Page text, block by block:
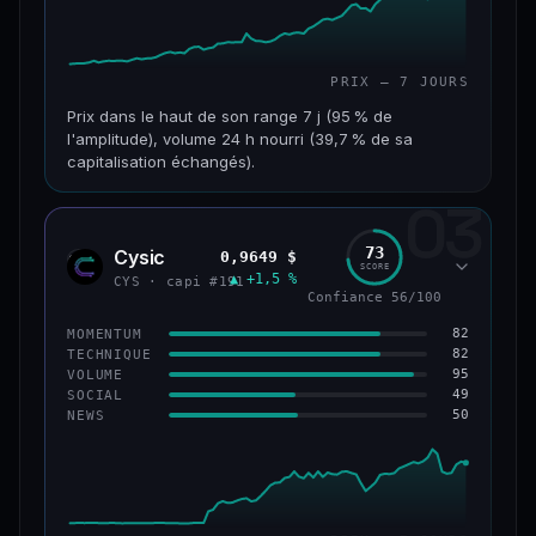
PRIX — 7 JOURS
Prix dans le haut de son range 7 j (95 % de
l'amplitude), volume 24 h nourri (39,7 % de sa
capitalisation échangés).
CAP. MARCHÉ VOLUME 24 H
VAR. 7 J VAR. 30 J
+203,1 %
VS ATH
−86,3 % #235
CONFIANCE 67/100
03
CYS Cysic
CYS · capi #191
0,9649 $
▲ +1,5 %
73
SCORE
Confiance 56/100
MOMENTUM 82
TECHNIQUE 82
VOLUME 95
SOCIAL 49
NEWS 50